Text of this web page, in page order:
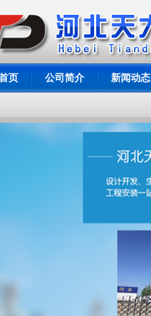
页 公司简介 新闻动态